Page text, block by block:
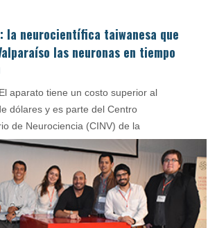
la neurocientífica taiwanesa que
las neuronas en tiempo
aparato tiene un costo superior al
dólares y es parte del Centro
de Neurociencia (CINV) de la
Valparaíso.